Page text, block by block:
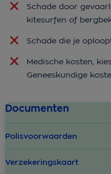
Schade door
kitesurfen of
Schade die je
Medische kosten,
Geneeskundige
Documenten
Polisvoorwaarden
Verzekeringskaart